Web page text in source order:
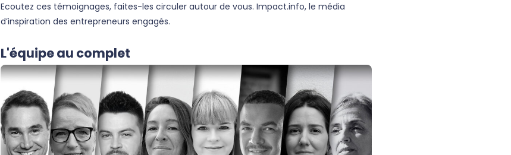
Ecoutez ces témoignages, faites-les circuler autour de vous. Impact.info, le média
d’inspiration des entrepreneurs engagés.
L'équipe au complet